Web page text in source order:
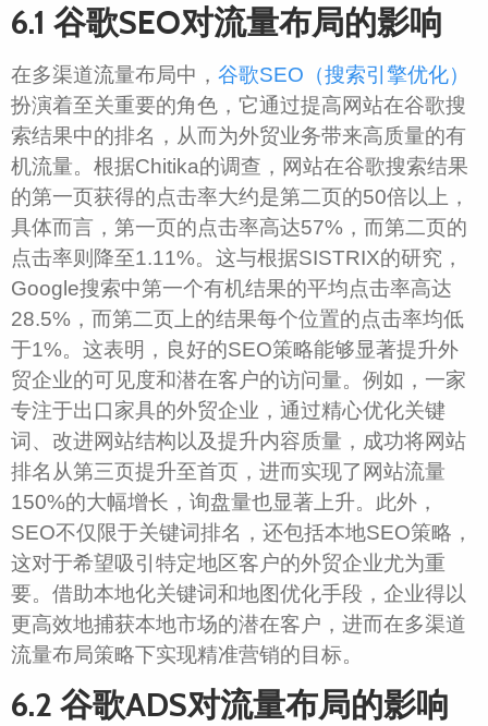
6.1 谷歌SEO对流量布局的影响
在多渠道流量布局中， 谷歌SEO（搜索引擎优化）
扮演着至关重要的角色，它通过提高网站在谷歌搜
索结果中的排名，从而为外贸业务带来高质量的有
机流量。根据Chitika的调查，网站在谷歌搜索结果
的第一页获得的点击率大约是第二页的50倍以上，
具体而言，第一页的点击率高达57%，而第二页的
点击率则降至1.11%。这与根据SISTRIX的研究，
Google搜索中第一个有机结果的平均点击率高达
28.5%，而第二页上的结果每个位置的点击率均低
于1%。这表明，良好的SEO策略能够显著提升外
贸企业的可见度和潜在客户的访问量。例如，一家
专注于出口家具的外贸企业，通过精心优化关键
词、改进网站结构以及提升内容质量，成功将网站
排名从第三页提升至首页，进而实现了网站流量
150%的大幅增长，询盘量也显著上升。此外，
SEO不仅限于关键词排名，还包括本地SEO策略，
这对于希望吸引特定地区客户的外贸企业尤为重
要。借助本地化关键词和地图优化手段，企业得以
更高效地捕获本地市场的潜在客户，进而在多渠道
流量布局策略下实现精准营销的目标。
6.2 谷歌ADS对流量布局的影响